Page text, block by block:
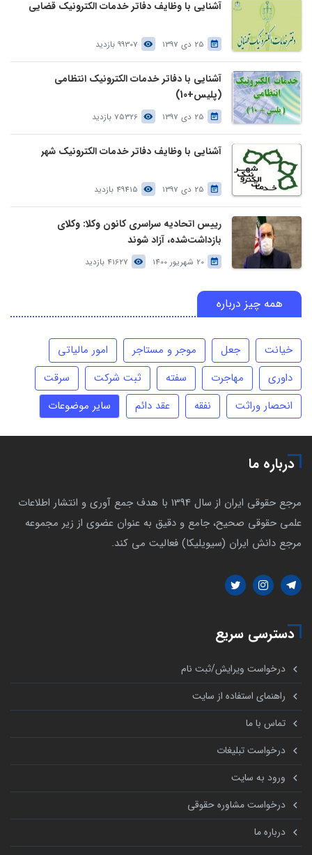
آشنایی با وظایف دفاتر خدمات الکترونیک قضایی
25 دی 1397 99307 بازدید
آشنایی با دفاتر خدمات الکترونیک انتظامی
(پلیس+10)
25 دی 1397 75326 بازدید
آشنایی با وظایف دفاتر خدمات الکترونیک شهر
25 دی 1397 49415 بازدید
رییس اتحادیه سراسری کانون وکلا: وکلای
بازداشت‌شده، آزاد شوند
20 شهریور 1400 41627 بازدید
همه چیز درباره
خیانت جعل موجر و مستاجر
امور مالیاتی
داوری
مهاجرت سفته ثبت شرکت
سرقت
انحصار وراثت
نفقه عقد دائم سایر موضوعات
درباره ما
مرجع حقوقی ایران از سال 1394 با هدف جمع آوری و انتشار اطلاعات
علمی حقوقی صحیح، جامع و دقیق به عنوان عضوی از زیر مجموعه
مرجع دانش ایران (سیویلیکا) فعالیت می کند.
دسترسی سریع
درخواست ویرایش/ثبت نام
راهنمای استفاده از سایت
تماس با ما
درخواست تبلیغات
ورود به سایت
درخواست مشاوره حقوقی
درباره ما